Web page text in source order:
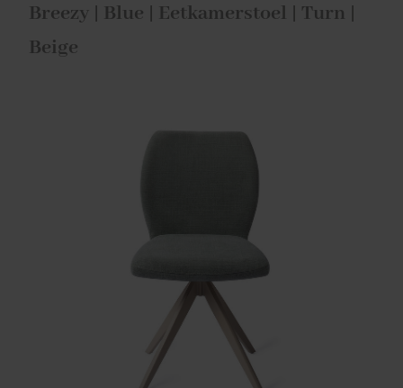
Breezy | Blue | Eetkamerstoel | Turn |
Beige